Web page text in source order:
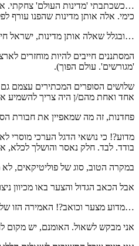
…כשכתבתי 'מדינות העולם' צחקתי.
כימי. אלה אותן מדינות שהפנו עורף
…ובגלל שאלה אותן מדינות, ישראל
המסתננים חייבים להיות מוחזרים
'מגורשים'. עולם הפוך).
שלושים הסופרים המכתירים עצמם
אחד ואחת מהם/ן היה צריך להשמיע
פחדנות, זה מה שמאפיין את חבורת
מדוע?! כי נושאי הדגל הערכי מוסרי
בודד. לבד. חלק נאסר והושלך לכלא,
במקרה הטוב, סוג של פוליטיקאים, לא
אבל הכאב הגדול והצער באו מכיוון
…מדוע מצער וכואב?! האמירה הזו
אני מבקש לשאול. האומנם, יש מקום